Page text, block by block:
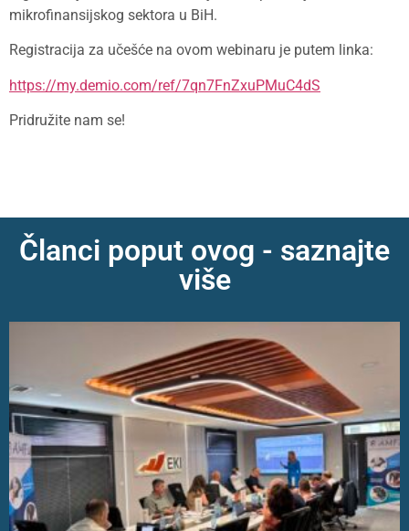
mikrofinansijskog sektora u BiH.
Registracija za učešće na ovom webinaru je putem linka:
https://my.demio.com/ref/7qn7FnZxuPMuC4dS
Pridružite nam se!
Članci poput ovog - saznajte
više